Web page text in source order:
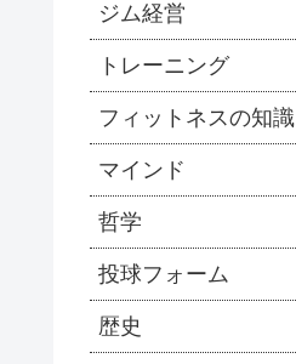
ジム経営
トレーニング
フィットネスの知識
マインド
哲学
投球フォーム
歴史